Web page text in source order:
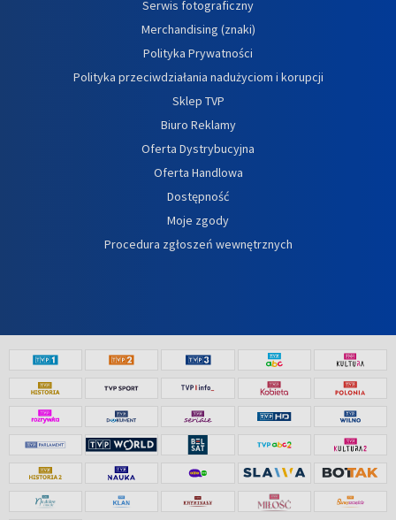
Serwis fotograficzny
Merchandising (znaki)
Polityka Prywatności
Polityka przeciwdziałania nadużyciom i korupcji
Sklep TVP
Biuro Reklamy
Oferta Dystrybucyjna
Oferta Handlowa
Dostępność
Moje zgody
Procedura zgłoszeń wewnętrznych